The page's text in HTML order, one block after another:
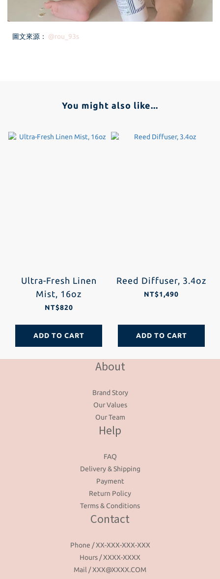
圖文來源： @rou_93s
You might also like...
Ultra-Fresh Linen
Mist, 16oz
NT$820
ADD TO CART
Reed Diffuser, 3.4oz
NT$1,490
ADD TO CART
About
Brand Story
Our Values
Our Team
Help
FAQ
Delivery & Shipping
Payment
Return Policy
Terms & Conditions
Contact
Phone / XX-XXX-XXX-XXX
Hours / XXXX-XXXX
Mail / XXX@XXXX.COM